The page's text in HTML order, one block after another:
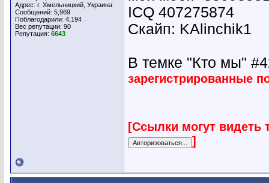
Адрес: г. Хмельницкий, Украина
Сообщений: 5,969
Поблагодарили: 4,194
Вес репутации: 90
Репутация: 6643
ICQ 407275874
Скайп: KAlinchik1
В темке "Кто мы"
зарегистрированные
[Ссылки могут видеть
]